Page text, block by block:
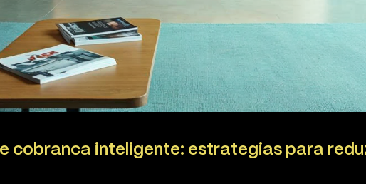
cobranca inteligente: estrategias para